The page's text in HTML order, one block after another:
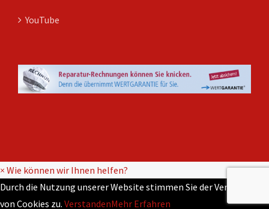
YouTube
× Wie können wir Ihnen helfen?
Durch die Nutzung unserer Website stimmen Sie der Verwendung
von Cookies zu. VerstandenMehr Erfahren